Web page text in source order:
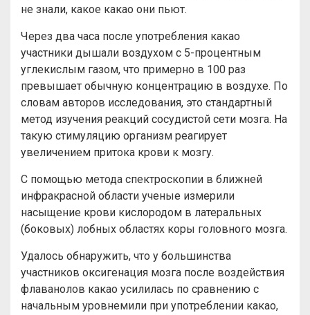
не знали, какое какао они пьют.
Через два часа после употребления какао
участники дышали воздухом с 5-процентным
углекислым газом, что примерно в 100 раз
превышает обычную концентрацию в воздухе. По
словам авторов исследования, это стандартный
метод изучения реакций сосудистой сети мозга. На
такую стимуляцию организм реагирует
увеличением притока крови к мозгу.
С помощью метода спектроскопии в ближней
инфракрасной области ученые измерили
насыщение крови кислородом в латеральных
(боковых) лобных областях коры головного мозга.
Удалось обнаружить, что у большинства
участников оксигенация мозга после воздействия
флаванолов какао усилилась по сравнению с
начальным уровнемили при употреблении какао,